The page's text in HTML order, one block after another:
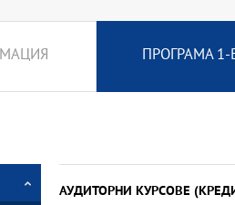
ПРОГРАМА 1-
АУДИТОРНИ КУРСОВЕ